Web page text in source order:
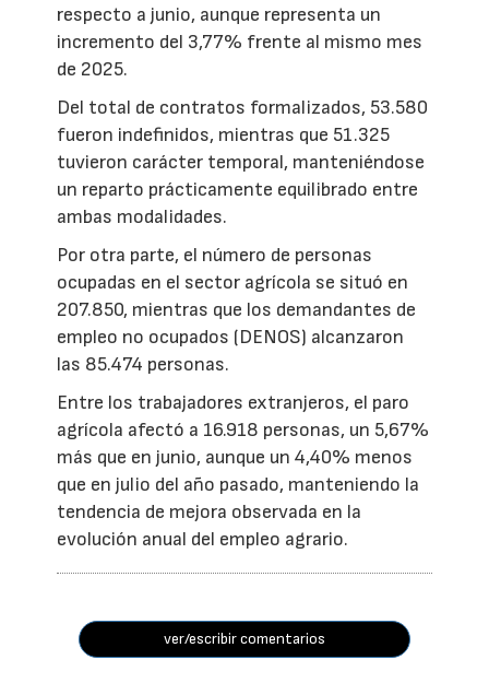
respecto a junio, aunque representa un
incremento del 3,77% frente al mismo mes
de 2025.
Del total de contratos formalizados, 53.580
fueron indefinidos, mientras que 51.325
tuvieron carácter temporal, manteniéndose
un reparto prácticamente equilibrado entre
ambas modalidades.
Por otra parte, el número de personas
ocupadas en el sector agrícola se situó en
207.850, mientras que los demandantes de
empleo no ocupados (DENOS) alcanzaron
las 85.474 personas.
Entre los trabajadores extranjeros, el paro
agrícola afectó a 16.918 personas, un 5,67%
más que en junio, aunque un 4,40% menos
que en julio del año pasado, manteniendo la
tendencia de mejora observada en la
evolución anual del empleo agrario.
ver/escribir comentarios